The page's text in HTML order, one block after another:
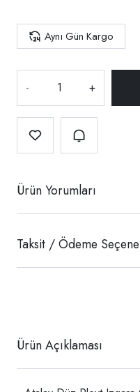
Aynı Gün Kargo
- +
Ürün Yorumları
Taksit / Ödeme
Ürün Açıklaması